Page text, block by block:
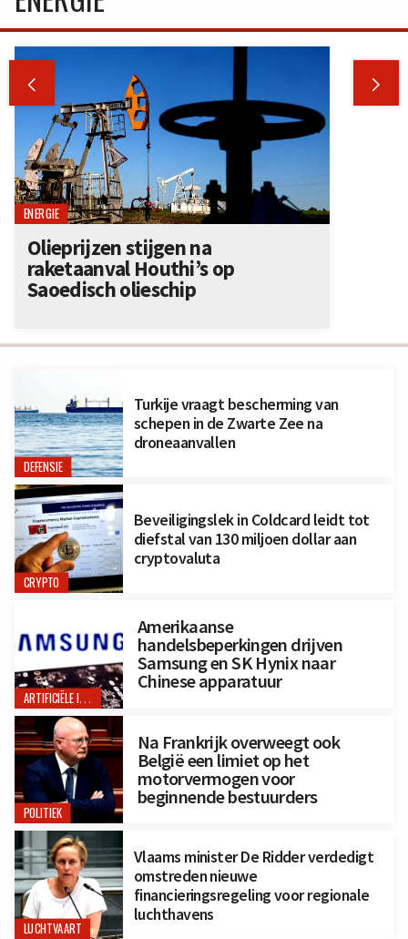
DEFENSIE
Turkije vraagt bescherming van
schepen in de Zwarte Zee na
droneaanvallen
CRYPTO
Beveiligingslek in Coldcard leidt tot
diefstal van 130 miljoen dollar aan
cryptovaluta
ARTIFICIËLE INTELLIGENTIE
Amerikaanse
handelsbeperkingen drijven
Samsung en SK Hynix naar
Chinese apparatuur
POLITIEK
Na Frankrijk overweegt ook
België een limiet op het
motorvermogen voor
beginnende bestuurders
LUCHTVAART
Vlaams minister De Ridder verdedigt
omstreden nieuwe
financieringsregeling voor regionale
luchthavens
 
ENERGIE
Olieprijzen stijgen na
raketaanval Houthi’s op
Saoedisch olieschip